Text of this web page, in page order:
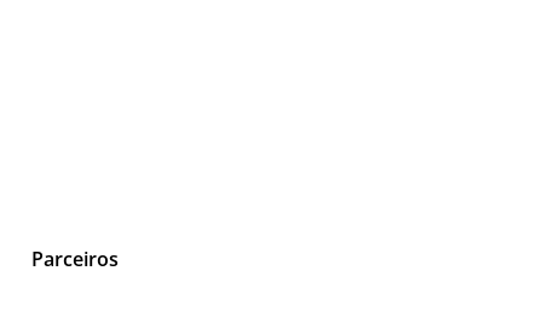
Parceiros